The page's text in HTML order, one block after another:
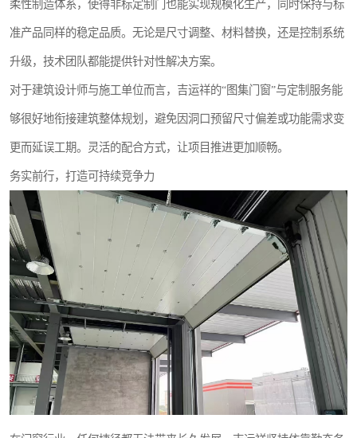
柔性制造体系，使得非标定制门也能实现规模化生产，同时保持与标
准产品同样的稳定品质。无论是尺寸调整、材料替换，还是控制系统
升级，技术团队都能提供针对性解决方案。
对于建筑设计师与施工单位而言，吉运祥的“图集门窗”与定制服务能
够很好地衔接建筑整体规划，避免因洞口预留尺寸偏差或功能需求变
更而延误工期。灵活的配合方式，让项目推进更加顺畅。
务实前行，打造可持续竞争力